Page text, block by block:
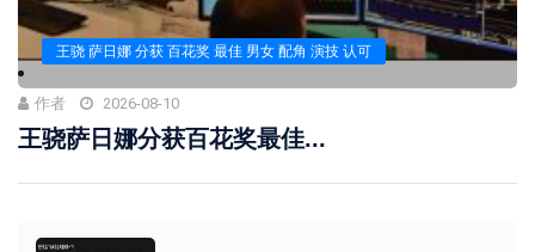
王骁 萨日娜 分获 百花奖 最佳 男女 配角 演技 认可
作者 2026-08-10
王骁萨日娜分获百花奖最佳...